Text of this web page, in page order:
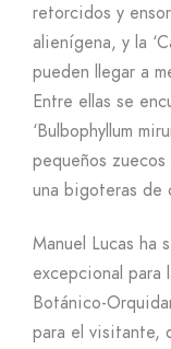
retorcidos y
alienígena, y la
pueden llegar a
Entre ellas se
‘Bulbophyllum
pequeños
una bigoteras de
Manuel Lucas ha
excepcional para
Botánico-
para el visitante,